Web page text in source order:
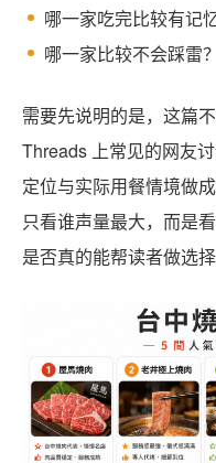
哪一家吃完比较有记
哪一家比较不会踩雷？
需要先说明的是，这篇
Threads 上常见的网友
定位与实际用餐情境做
只看谁声量最大，而是
是否真的能帮读者做选择